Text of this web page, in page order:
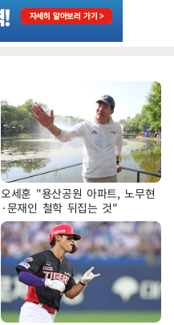
오세훈 "용산공원 아파트, 노무현
·문재인 철학 뒤집는 것"